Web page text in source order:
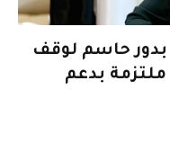
بدور حاسم لوقف
ملتزمة بدعم